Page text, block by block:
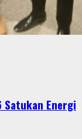
Satukan Energi